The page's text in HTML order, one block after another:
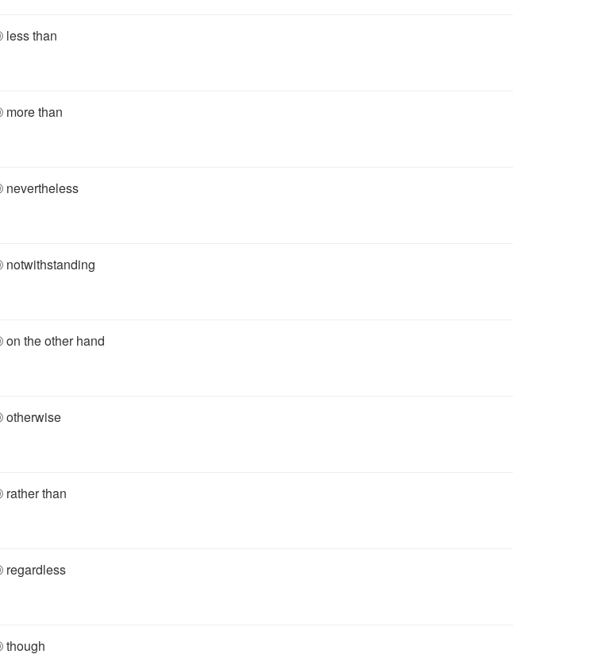
less than
more than
nevertheless
notwithstanding
on the other hand
otherwise
rather than
regardless
though